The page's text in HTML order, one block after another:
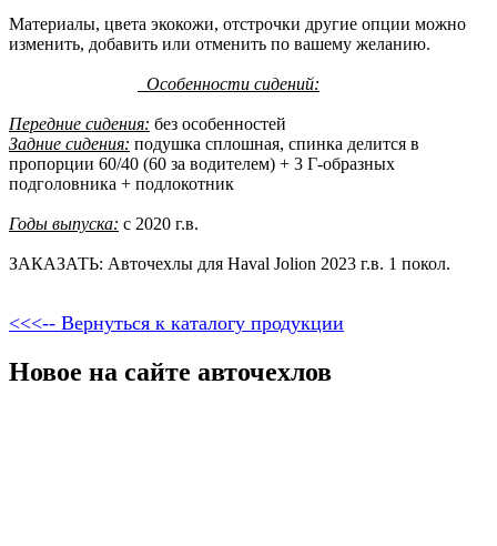
Материалы, цвета экокожи, отстрочки другие опции можно
изменить, добавить или отменить по вашему желанию.
Особенности сидений:
Передние сидения: без особенностей
Задние сидения: подушка сплошная, спинка делится в
пропорции 60/40 (60 за водителем) + 3 Г-образных
подголовника + подлокотник
Годы выпуска: с 2020 г.в.
ЗАКАЗАТЬ: Авточехлы для Haval Jolion 2023 г.в. 1 покол.
<<<-- Вернуться к каталогу продукции
Новое на сайте авточехлов